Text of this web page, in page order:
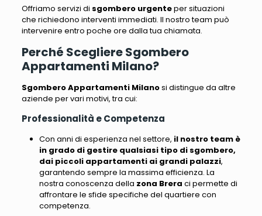
Offriamo servizi di sgombero urgenteper situazioni
che richiedono interventi immediati. Il nostro team può
intervenire entro poche ore dalla tua chiamata.
Perché Scegliere Sgombero
Appartamenti Milano?
Sgombero Appartamenti Milanosi distingue da altre
aziende per vari motivi, tra cui:
Professionalità e Competenza
Con anni di esperienza nel settore, il nostro team è
in grado di gestire qualsiasi tipo di sgombero,
dai piccoli appartamenti ai grandi palazzi,
garantendo sempre la massima efficienza. La
nostra conoscenza della zona Brera ci permette di
affrontare le sfide specifiche del quartiere con
competenza.